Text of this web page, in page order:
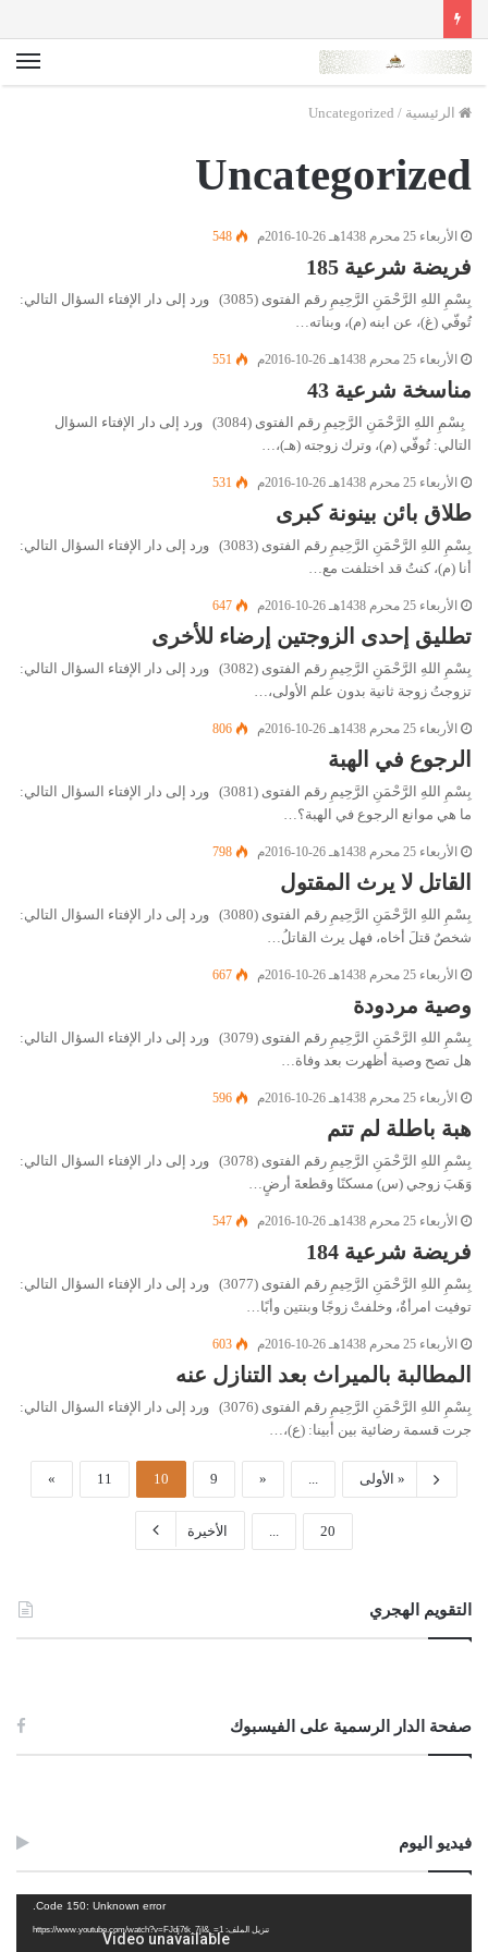
الرئيسية /
Uncategorized
Uncategorized
الأربعاء 25 محرم 1438هـ 26-10-2016م 548
فريضة شرعية 185
بِسْمِ اللهِ الرَّحْمَنِ الرَّحِيمِ رقم الفتوى (3085) ورد إلى دار الإفتاء السؤال التالي:
تُوفّي (غ)، عن ابنه (م)، وبناته…
الأربعاء 25 محرم 1438هـ 26-10-2016م 551
مناسخة شرعية 43
بِسْمِ اللهِ الرَّحْمَنِ الرَّحِيمِ رقم الفتوى (3084) ورد إلى دار الإفتاء السؤال
التالي: تُوفّي (م)، وترك زوجته (هـ)،…
الأربعاء 25 محرم 1438هـ 26-10-2016م 531
طلاق بائن بينونة كبرى
بِسْمِ اللهِ الرَّحْمَنِ الرَّحِيمِ رقم الفتوى (3083) ورد إلى دار الإفتاء السؤال التالي:
أنا (م)، كنتُ قد اختلفت مع…
الأربعاء 25 محرم 1438هـ 26-10-2016م 647
تطليق إحدى الزوجتين إرضاء للأخرى
بِسْمِ اللهِ الرَّحْمَنِ الرَّحِيمِ رقم الفتوى (3082) ورد إلى دار الإفتاء السؤال التالي:
تزوجتُ زوجة ثانية بدون علم الأولى،…
الأربعاء 25 محرم 1438هـ 26-10-2016م 806
الرجوع في الهبة
بِسْمِ اللهِ الرَّحْمَنِ الرَّحِيمِ رقم الفتوى (3081) ورد إلى دار الإفتاء السؤال التالي:
ما هي موانع الرجوع في الهبة؟…
الأربعاء 25 محرم 1438هـ 26-10-2016م 798
القاتل لا يرث المقتول
بِسْمِ اللهِ الرَّحْمَنِ الرَّحِيمِ رقم الفتوى (3080) ورد إلى دار الإفتاء السؤال التالي:
شخصٌ قتلَ أخاه، فهل يرث القاتلُ…
الأربعاء 25 محرم 1438هـ 26-10-2016م 667
وصية مردودة
بِسْمِ اللهِ الرَّحْمَنِ الرَّحِيمِ رقم الفتوى (3079) ورد إلى دار الإفتاء السؤال التالي:
هل تصح وصية أظهرت بعد وفاة…
الأربعاء 25 محرم 1438هـ 26-10-2016م 596
هبة باطلة لم تتم
بِسْمِ اللهِ الرَّحْمَنِ الرَّحِيمِ رقم الفتوى (3078) ورد إلى دار الإفتاء السؤال التالي:
وَهَبَ زوجي (س) مسكنًا وقطعةَ أرضٍ…
الأربعاء 25 محرم 1438هـ 26-10-2016م 547
فريضة شرعية 184
بِسْمِ اللهِ الرَّحْمَنِ الرَّحِيمِ رقم الفتوى (3077) ورد إلى دار الإفتاء السؤال التالي:
توفيت امرأةٌ، وخلفتْ زوجًا وبنتين وأبًا…
الأربعاء 25 محرم 1438هـ 26-10-2016م 603
المطالبة بالميراث بعد التنازل عنه
بِسْمِ اللهِ الرَّحْمَنِ الرَّحِيمِ رقم الفتوى (3076) ورد إلى دار الإفتاء السؤال التالي:
جرت قسمة رضائية بين أبينا: (ع)،…
« الأولى «
9
10
11
»
20 الأخيرة
التقويم الهجري
صفحة الدار الرسمية على الفيسبوك
فيديو اليوم
Code 150: Unknown error.
تنزيل الملف: https://www.youtube.com/watch?v=FJdj7tk_7jI&_=1